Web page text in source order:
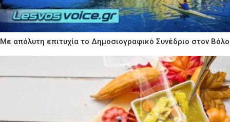
Με απόλυτη επιτυχία το Δημοσιογραφικό Συνέδριο στον Βόλο